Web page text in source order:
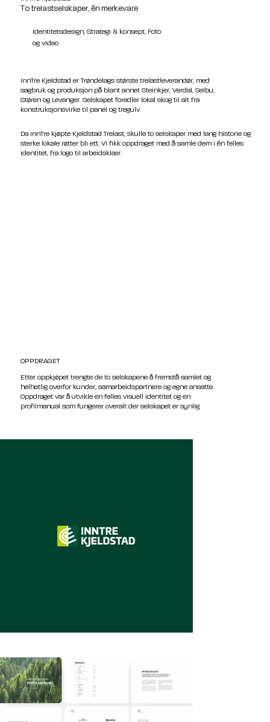
To trelastselskaper, én merkevare
Identitetsdesign, Strategi & konsept, Foto
og video
InnTre Kjeldstad er Trøndelags største trelastleverandør, med
sagbruk og produksjon på blant annet Steinkjer, Verdal, Selbu,
Støren og Levanger. Selskapet foredler lokal skog til alt fra
konstruksjonsvirke til panel og tregulv.
Da InnTre kjøpte Kjeldstad Trelast, skulle to selskaper med lang historie og
sterke lokale røtter bli ett. Vi fikk oppdraget med å samle dem i én felles
identitet, fra logo til arbeidsklær.
OPPDRAGET
Etter oppkjøpet trengte de to selskapene å fremstå samlet og
helhetlig overfor kunder, samarbeidspartnere og egne ansatte.
Oppdraget var å utvikle en felles visuell identitet og en
profilmanual som fungerer overalt der selskapet er synlig.